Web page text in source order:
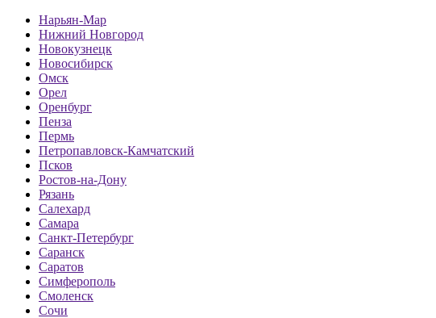
Нарьян-Мар
Нижний Новгород
Новокузнецк
Новосибирск
Омск
Орел
Оренбург
Пенза
Пермь
Петропавловск-Камчатский
Псков
Ростов-на-Дону
Рязань
Салехард
Самара
Санкт-Петербург
Саранск
Саратов
Симферополь
Смоленск
Сочи